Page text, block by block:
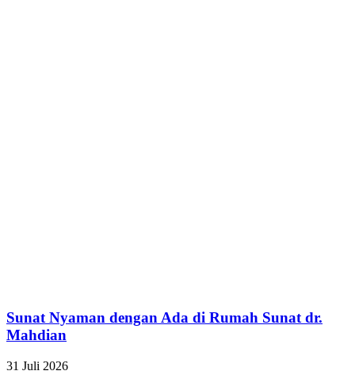
Sunat Nyaman dengan Ada di Rumah Sunat dr.
Mahdian
31 Juli 2026